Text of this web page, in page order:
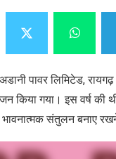
अडानी पावर लिमिटेड,
किया गया। इस वर्ष की
संतुलन बनाए